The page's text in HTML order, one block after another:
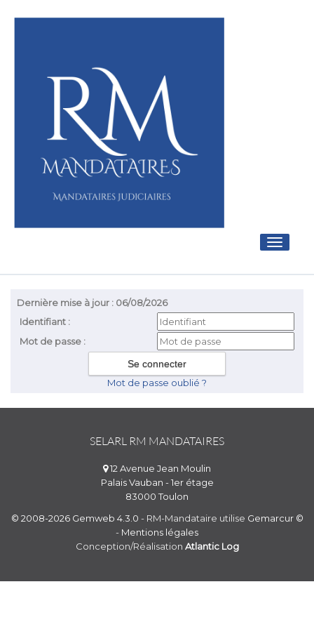
Toggle
Dernière mise à jour : 06/08/2026
Identifiant :
Mot de passe :
Mot de passe oublié ?
SELARL RM MANDATAIRES
12 Avenue Jean Moulin
Palais Vauban - 1er étage
83000 Toulon
© 2008-2026 Gemweb 4.3.0 - RM-Mandataire utilise Gemarcur ©
- Mentions légales
Conception/Réalisation Atlantic Log